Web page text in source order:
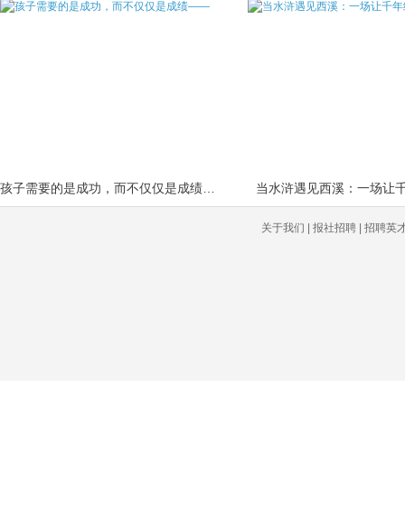
当水浒遇见西溪：一场让
关于我们 | 报社招聘 | 招聘英